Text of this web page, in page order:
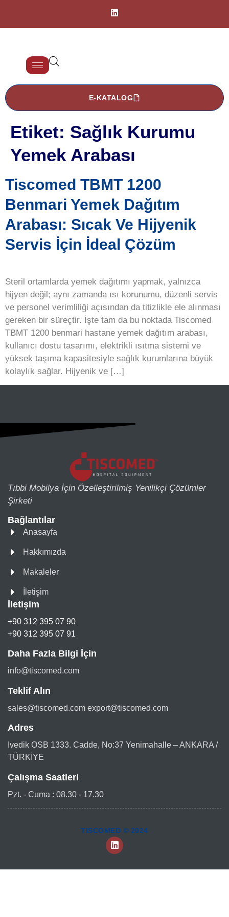
E-KATALOG
Etiket: Sağlık Kurumu
Yemek Arabası
Tiscomed TBMT 1200
Benmari Yemek Dağıtım
Arabası: Sıcak Ve Hijyenik
Servis İçin İdeal Çözüm
Steril ortamlarda yemek dağıtımı yapmak, yalnızca
hijyen değil; aynı zamanda ısı korunumu, düzenli servis
ve personel verimliliği açısından da titizlikle ele alınması
gereken bir süreçtir. İşte tam da bu noktada Tiscomed
TBMT 1200 benmari hastane yemek dağıtım arabası,
kullanıcı dostu tasarımı, elektrikli ısıtma sistemi ve
yüksek taşıma kapasitesiyle sağlık kurumlarına büyük
kolaylık sağlar. Hijyenik ve […]
Tıbbi Mobilya İçin Özelleştirilmiş Yenilikçi Çözümler
Şirketi
Bağlantılar
Anasayfa
Hakkımızda
Makaleler
İletişim
İletişim
+90 312 395 07 90
+90 312 395 07 91
Daha Fazla Bilgi İçin
info@tiscomed.com
Teklif Alın
sales@tiscomed.com export@tiscomed.com
Adres
Ivedik OSB 1333. Cadde, No:37 Yenimahalle – ANKARA /
TÜRKİYE
Çalışma Saatleri
Pzt. - Cuma : 08.30 - 17.30
TISCOMED © 2024